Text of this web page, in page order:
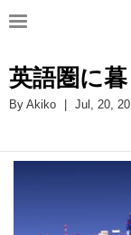
英語圏に
By Akiko
Jul, 20,